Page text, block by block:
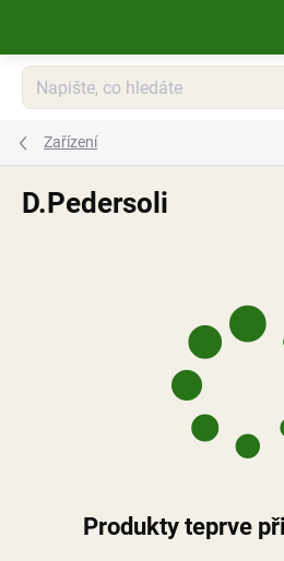
Zařízení
D.Pedersoli
Produkty teprve